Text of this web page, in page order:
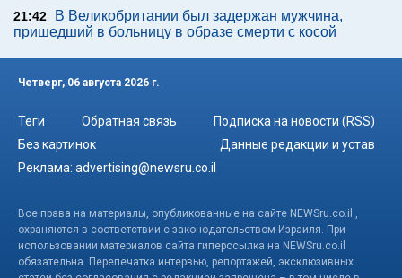
21:42
В Великобритании был задержан мужчина,
пришедший в больницу в образе смерти с косой
Четверг, 06 августа 2026 г.
Теги Обратная связь
Подписка на новости (RSS)
Без картинок
Данные редакции и устав
Реклама: advertising@newsru.co.il
Все права на материалы, опубликованные на сайте NEWSru.co.il ,
охраняются в соответствии с законодательством Израиля. При
использовании материалов сайта гиперссылка на NEWSru.co.il
обязательна. Перепечатка интервью, репортажей, эксклюзивных